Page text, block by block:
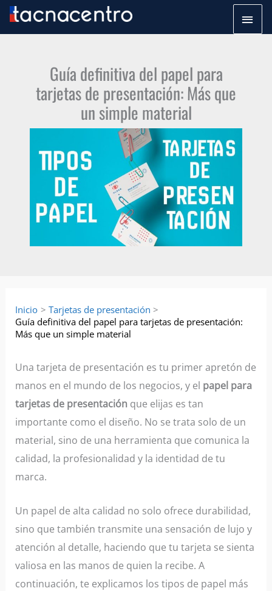
Guía definitiva del papel para
tarjetas de presentación: Más que
un simple material
Inicio
Tarjetas de presentación
Guía definitiva del papel para tarjetas de presentación:
Más que un simple material
Una tarjeta de presentación es tu primer apretón de
manos en el mundo de los negocios, y el papel para
tarjetas de presentación que elijas es tan
importante como el diseño. No se trata solo de un
material, sino de una herramienta que comunica la
calidad, la profesionalidad y la identidad de tu
marca.
Un papel de alta calidad no solo ofrece durabilidad,
sino que también transmite una sensación de lujo y
atención al detalle, haciendo que tu tarjeta se sienta
valiosa en las manos de quien la recibe. A
continuación, te explicamos los tipos de papel más